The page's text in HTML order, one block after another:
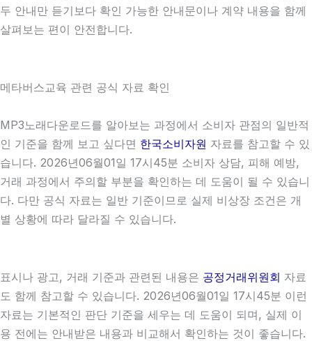
두 안내만 듣기보다 확인 가능한 안내문이나 계약 내용을 함께
살펴보는 편이 안전합니다.
메타버스교육 관련 공식 자료 확인
MP3노래다운로드를 알아보는 과정에서 소비자 관점의 일반적
인 기준을 함께 보고 싶다면 한국소비자원 자료를 참고할 수 있
습니다. 2026년06월01일 17시45분 소비자 상담, 피해 예방,
거래 과정에서 주의할 부분을 확인하는 데 도움이 될 수 있습니
다. 다만 공식 자료는 일반 기준이므로 실제 비상장 조건은 개
별 상황에 따라 달라질 수 있습니다.
표시나 광고, 거래 기준과 관련된 내용은 공정거래위원회 자료
도 함께 참고할 수 있습니다. 2026년06월01일 17시45분 이런
자료는 기본적인 판단 기준을 세우는 데 도움이 되며, 실제 이
용 전에는 안내받은 내용과 비교해서 확인하는 것이 좋습니다.